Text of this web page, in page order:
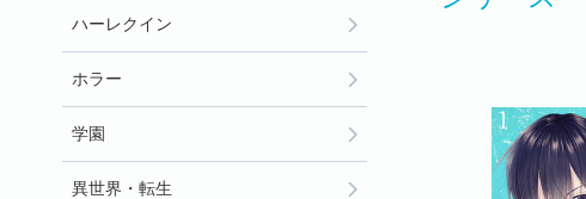
ハーレクイン
ホラー
学園
異世界・転生